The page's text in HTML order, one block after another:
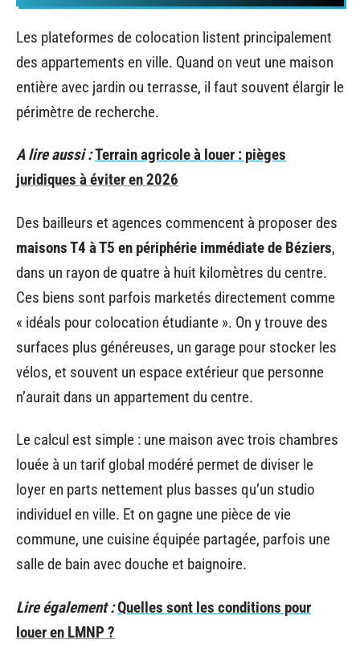
Les plateformes de colocation listent principalement
des appartements en ville. Quand on veut une maison
entière avec jardin ou terrasse, il faut souvent élargir le
périmètre de recherche.
A lire aussi :Terrain agricole à louer : pièges
juridiques à éviter en 2026
Des bailleurs et agences commencent à proposer des
maisons T4 à T5 en périphérie immédiate de Béziers,
dans un rayon de quatre à huit kilomètres du centre.
Ces biens sont parfois marketés directement comme
« idéals pour colocation étudiante ». On y trouve des
surfaces plus généreuses, un garage pour stocker les
vélos, et souvent un espace extérieur que personne
n’aurait dans un appartement du centre.
Le calcul est simple : une maison avec trois chambres
louée à un tarif global modéré permet de diviser le
loyer en parts nettement plus basses qu’un studio
individuel en ville. Et on gagne une pièce de vie
commune, une cuisine équipée partagée, parfois une
salle de bain avec douche et baignoire.
Lire également :Quelles sont les conditions pour
louer en LMNP ?